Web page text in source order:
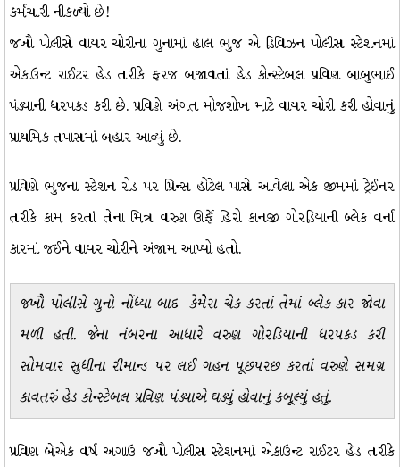
કર્મચારી નીકળ્યો છે!
જખૌ પોલીસે વાયર ચોરીના ગુનામાં હાલ ભુજ એ ડિવિઝન પોલીસ સ્ટેશનમાં
એકાઉન્ટ રાઈટર હેડ તરીકે ફરજ બજાવતાં હેડ કોન્સ્ટેબલ પ્રવિણ બાબુભાઈ
પંડ્યાની ધરપકડ કરી છે. પ્રવિણે અંગત મોજશોખ માટે વાયર ચોરી કરી હોવાનું
પ્રાથમિક તપાસમાં બહાર આવ્યું છે.
પ્રવિણે ભુજના સ્ટેશન રોડ પર પ્રિન્સ હોટેલ પાસે આવેલા એક જીમમાં ટ્રેઈનર
તરીકે કામ કરતાં તેના મિત્ર વરુણ ઊર્ફે હિરો કાનજી ગોરડિયાની બ્લેક વર્ના
કારમાં જઈને વાયર ચોરીને અંજામ આપ્યો હતો.
જખૌ પોલીસે ગુનો નોંધ્યા બાદ કેમેેરા ચેક કરતાં તેમાં બ્લેક કાર જોવા
મળી હતી. જેના નંબરના આધારે વરુણ ગોરડિયાની ધરપકડ કરી
સોમવાર સુધીના રીમાન્ડ પર લઈ ગહન પૂછપરછ કરતાં વરુણે સમગ્ર
કાવતરું હેડ કોન્સ્ટેબલ પ્રવિણ પંડ્યાએ ઘડ્યું હોવાનું કબૂલ્યું હતું.
પ્રવિણ બેએક વર્ષ અગાઉ જખૌ પોલીસ સ્ટેશનમાં એકાઉન્ટ રાઈટર હેડ તરીકે